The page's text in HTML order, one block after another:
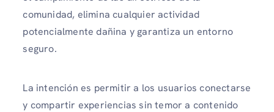
comunidad, elimina cualquier actividad
potencialmente dañina y garantiza un entorno
seguro.
La intención es permitir a los usuarios conectarse
y compartir experiencias sin temor a contenido